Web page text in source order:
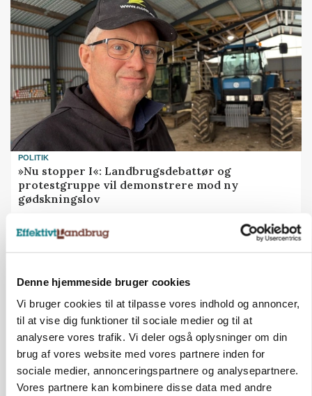
Denne hjemmeside bruger cookies
Vi bruger cookies til at tilpasse vores indhold og annoncer,
til at vise dig funktioner til sociale medier og til at
analysere vores trafik. Vi deler også oplysninger om din
brug af vores website med vores partnere inden for
sociale medier, annonceringspartnere og analysepartnere.
Vores partnere kan kombinere disse data med andre
POLITIK
»Nu stopper I«: Landbrugsdebattør og
protestgruppe vil demonstrere mod ny
gødskningslov